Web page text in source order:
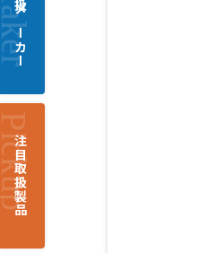
取扱メーカー
注目取扱製品